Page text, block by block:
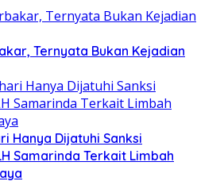
Ternyata Bukan Kejadian
Hanya Dijatuhi Sanksi
Samarinda Terkait Limbah